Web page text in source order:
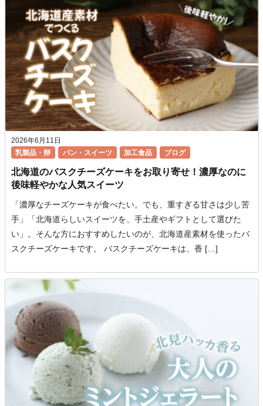
2026年6月11日
乳製品・卵
パン・スイーツ 加工食品 ブログ
北海道のバスクチーズケーキをお取り寄せ！濃厚なのに
後味軽やかな人気スイーツ
「濃厚なチーズケーキが食べたい。でも、重すぎる甘さは少し苦
手」「北海道らしいスイーツを、手土産やギフトとして選びた
い」。そんな方におすすめしたいのが、北海道産素材を使ったバ
スクチーズケーキです。 バスクチーズケーキは、香 […]